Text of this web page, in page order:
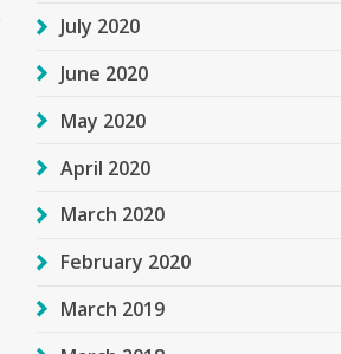
July 2020
June 2020
May 2020
April 2020
March 2020
February 2020
March 2019